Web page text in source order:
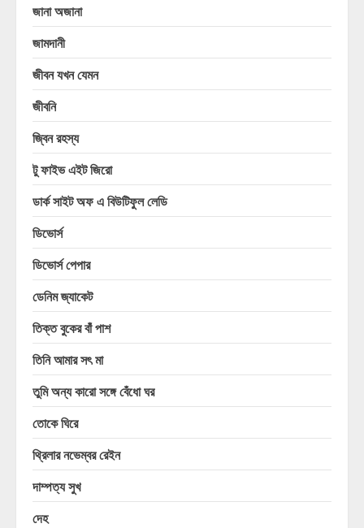
জানা অজানা
জামদানী
জীবন যখন যেমন
জীবনি
জ্বিন রহস্য
টু ফাইভ এইট জিরো
ডার্ক সাইট অফ এ বিউটিফুল লেডি
ডিভোর্স
ডিভোর্স পেপার
ডেনিম জ্যাকেট
তিক্ত বুকের বাঁ পাশ
তিনি আমার সৎ মা
তুমি অন্য কারো সঙ্গে বেঁধো ঘর
তোকে ঘিরে
থ্রিলার নভেম্বর রেইন
দাম্পত্য সুখ
দেহ